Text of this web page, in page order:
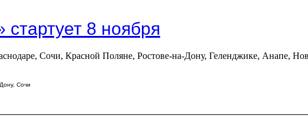
8 ноября
Сочи, Красной Поляне, Ростове-на-Дону, Геленджике, Анапе,
, Сочи